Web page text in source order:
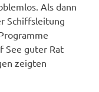
Als dann
Schiffsleitung
See guter Rat
zeigten